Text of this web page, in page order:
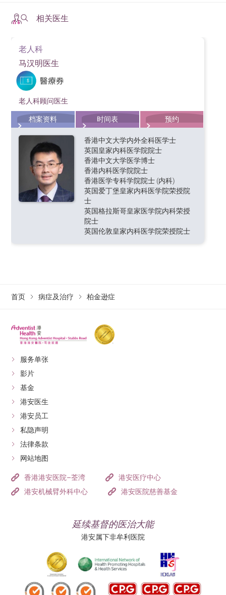
相关医生
老人科
马汉明医生
老人科顾问医生
档案资料 时间表 预约
香港中文大学内外全科医学士
英国皇家内科医学院院士
香港中文大学医学博士
香港内科医学院院士
香港医学专科学院院士 (内科)
英国爱丁堡皇家内科医学院荣授院
士
英国格拉斯哥皇家医学院内科荣授
院士
英国伦敦皇家内科医学院荣授院士
首页 病症及治疗 柏金逊症
服务单张
影片
基金
港安医生
港安员工
私隐声明
法律条款
网站地图
香港港安医院–荃湾
港安医疗中心
港安机械臂外科中心
港安医院慈善基金
延续基督的医治大能
港安属下非牟利医院